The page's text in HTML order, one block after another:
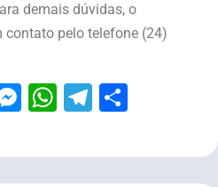
demais dúvidas, o
contato pelo telefone (24)
Messenger
WhatsApp
Telegram